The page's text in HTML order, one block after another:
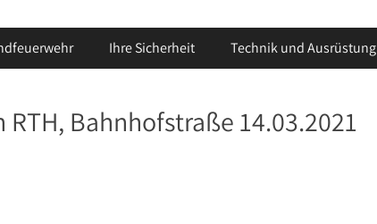
Ihre Sicherheit Technik und Ausrüstung
Bahnhofstraße 14.03.2021